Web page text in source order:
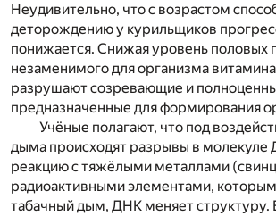
Неудивительно, что с возрастом
деторождению у курильщиков
понижается. Снижая уровень половых
незаменимого для организма
разрушают созревающие и
предназначенные для формирования
Учёные полагают, что под
дыма происходят разрывы в молекуле
реакцию с тяжёлыми металлами
радиоактивными элементами,
табачный дым, ДНК меняет структуру.